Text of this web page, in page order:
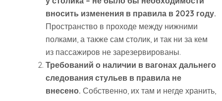
вносить изменения в правила в 2023 году.
Пространство в проходе между нижними
полками, а также сам столик, и так ни за кем
из пассажиров не зарезервированы.
Требований о наличии в вагонах дальнего
следования стульев в правила не
внесено. Собственно, их там и негде хранить,